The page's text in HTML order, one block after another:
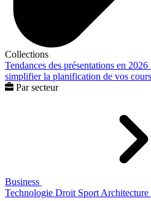
Collections
Tendances des présentations en 2026
simplifier la planification de vos cours
Par secteur
Business
Technologie Droit Sport Architecture